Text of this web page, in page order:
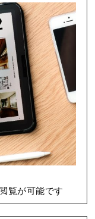
覧が可能です